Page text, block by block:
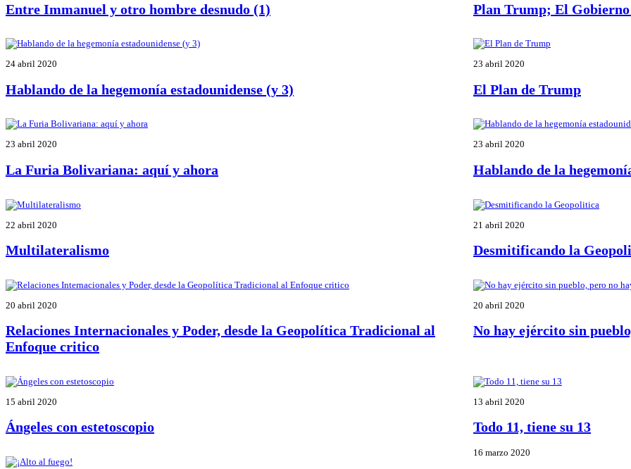
Entre Immanuel y otro hombre desnudo (1) Plan Trump; El
24 abril 2020
Hablando de la hegemonía estadounidense (y 3)
23 abril 2020
El Plan de Trump
23 abril 2020
La Furia Bolivariana: aquí y ahora
23 abril 2020
Hablando de la
22 abril 2020
Multilateralismo
21 abril 2020
Desmitificando la
20 abril 2020
Relaciones Internacionales y Poder, desde la Geopolítica Tradicional al
Enfoque critico
20 abril 2020
No hay ejército sin
15 abril 2020
Ángeles con estetoscopio
13 abril 2020
Todo 11, tiene su 13
16 marzo 2020